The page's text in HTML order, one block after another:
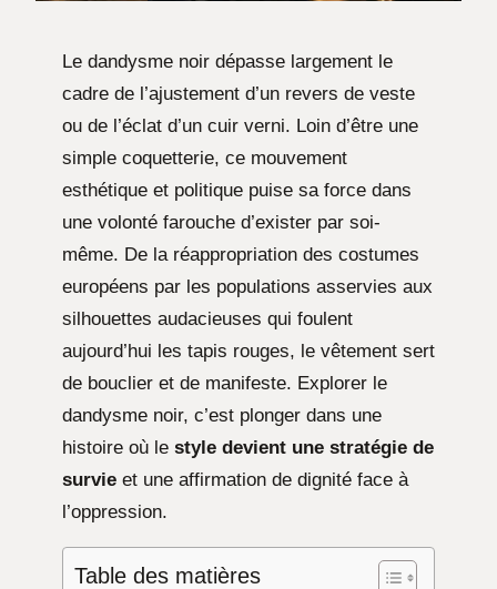
Le dandysme noir dépasse largement le
cadre de l’ajustement d’un revers de veste
ou de l’éclat d’un cuir verni. Loin d’être une
simple coquetterie, ce mouvement
esthétique et politique puise sa force dans
une volonté farouche d’exister par soi-
même. De la réappropriation des costumes
européens par les populations asservies aux
silhouettes audacieuses qui foulent
aujourd’hui les tapis rouges, le vêtement sert
de bouclier et de manifeste. Explorer le
dandysme noir, c’est plonger dans une
histoire où le style devient une stratégie de
survie et une affirmation de dignité face à
l’oppression.
Table des matières